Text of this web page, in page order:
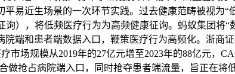
易近生场景的一次环节实践。过去健康范畴被视为“
），将低频医疗行为为高频健康征询。蚂蚁集团将“
端和患者端数据入口，鞭策医疗行为高频化。浙商
场规模从2019年的27亿元增至2023年的88亿元，
抢占病院端入口，同时抢夺患者端流量，旨正在将